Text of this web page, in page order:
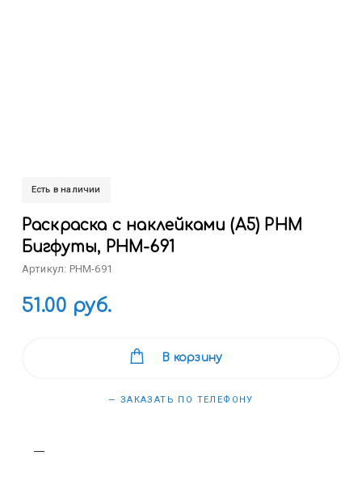
Есть в наличии
Раскраска с наклейками (А5) РНМ
Бигфуты, РНМ-691
Артикул: РНМ-691
51.00 руб.
В корзину
— ЗАКАЗАТЬ ПО ТЕЛЕФОНУ